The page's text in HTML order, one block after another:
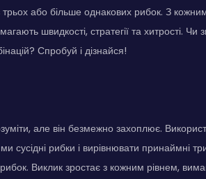
трьох або більше однакових рибок. З
швидкості, стратегії та хитрості.
Спробуй і дізнайся!
але він безмежно захоплює.
сусідні рибки і вирівнювати принаймні
Виклик зростає з кожним рівнем,